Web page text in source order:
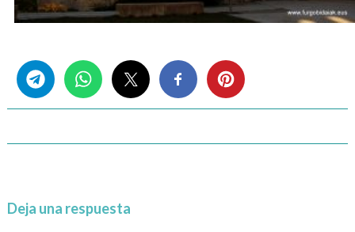
Deja una respuesta